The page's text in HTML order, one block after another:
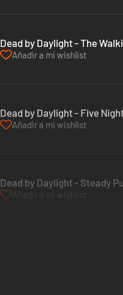
Dead by Daylight - The
Añadir a mi wishlist
Dead by Daylight - Five
Añadir a mi wishlist
Dead by Daylight - Steady
Añadir a mi wishlist